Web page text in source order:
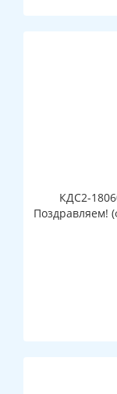
КДС2-
Поздравляем!